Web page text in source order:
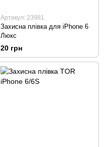
Артикул: 23981
Захисна плівка для iPhone 6
Люкс
20 грн